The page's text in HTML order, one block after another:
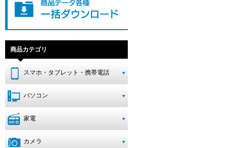
商品カテゴリ
スマホ・タブレット・携帯電話
パソコン
家電
カメラ